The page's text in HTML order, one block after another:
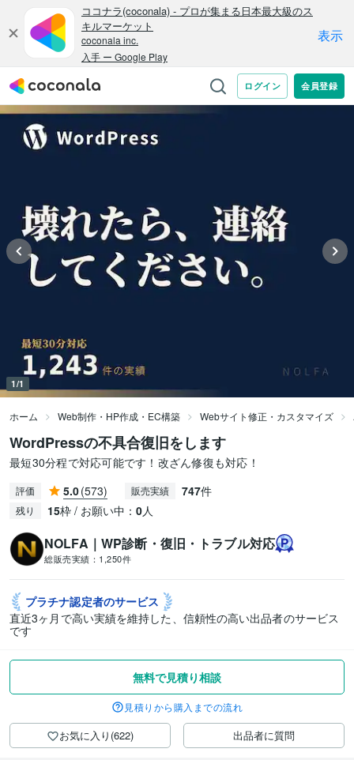
1/1
ホーム Web制作・HP作成・EC構築 Webサイト修正・カスタマイズ
WordPressの不具合復旧をします
最短30分程で対応可能です！改ざん修復も対応！
評価 5.0(573) 販売実績 747件
残り 15枠 / お願い中： 0人
NOLFA｜WP診断・復旧・トラブル対応
総販売実績： 1,250件
プラチナ認定者のサービス
直近3ヶ月で高い実績を維持した、信頼性の高い出品者のサービス
です
無料で見積り相談
見積りから購入までの流れ
お気に入り(622) 出品者に質問